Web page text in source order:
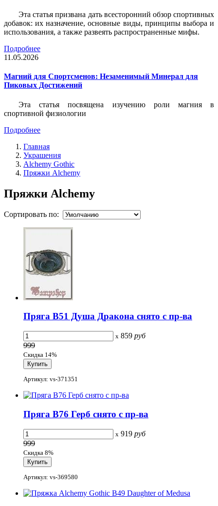
Эта статья призвана дать всесторонний обзор спортивных
добавок: их назначение, основные виды, принципы выбора и
использования, а также развеять распространенные мифы.
Подробнее
11.05.2026
Магний для Спортсменов: Незаменимый Минерал для
Пиковых Достижений
Эта статья посвящена изучению роли магния в
спортивной физиологии
Подробнее
Главная
Украшения
Alchemy Gothic
Пряжки Alchemy
Пряжки Alchemy
Сортировать по:
Пряга B51 Душа Дракона снято с пр-ва
x 859 руб
999
Скидка 14%
Артикул: vs-371351
Пряга B76 Герб снято с пр-ва
x 919 руб
999
Скидка 8%
Артикул: vs-369580